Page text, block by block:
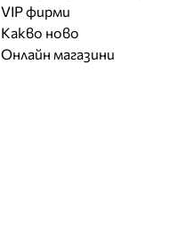
VIP фирми
Какво ново
Онлайн магазини